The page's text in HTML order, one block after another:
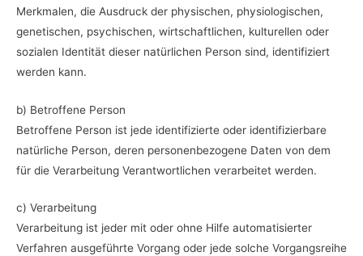
Merkmalen, die Ausdruck der physischen, physiologischen,
genetischen, psychischen, wirtschaftlichen, kulturellen oder
sozialen Identität dieser natürlichen Person sind, identifiziert
werden kann.
b) Betroffene Person
Betroffene Person ist jede identifizierte oder identifizierbare
natürliche Person, deren personenbezogene Daten von dem
für die Verarbeitung Verantwortlichen verarbeitet werden.
c) Verarbeitung
Verarbeitung ist jeder mit oder ohne Hilfe automatisierter
Verfahren ausgeführte Vorgang oder jede solche Vorgangsreihe